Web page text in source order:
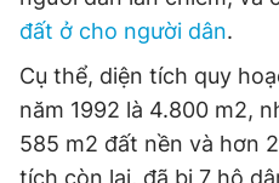
đất ở cho người dân.
Cụ thể, diện tích quy
năm 1992 là 4.800 m2,
585 m2 đất nền và hơn
tích còn lại, đã bị 7 hộ